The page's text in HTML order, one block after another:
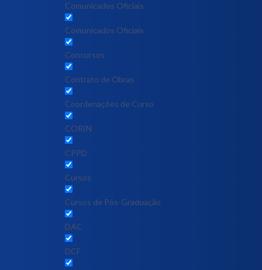
Comunicados Oficiais
Comunicados Oficiais
Concursos
Contrato de Obras
Coordenações de Curso
CORIN
CPPD
Cursos
Cursos de Pós-Graduação
DAC
DCF